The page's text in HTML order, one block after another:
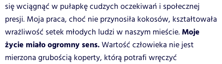
się wciągnąć w pułapkę cudzych oczekiwań i społecznej
presji. Moja praca, choć nie przynosiła kokosów, kształtowała
wrażliwość setek młodych ludzi w naszym mieście.Moje
życie miało ogromny sens.Wartość człowieka nie jest
mierzona grubością koperty, którą potrafi wręczyć